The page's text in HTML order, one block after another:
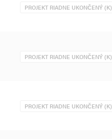
PROJEKT RIADNE UKONČENÝ (K)
PROJEKT RIADNE UKONČENÝ (K)
PROJEKT RIADNE UKONČENÝ (K)